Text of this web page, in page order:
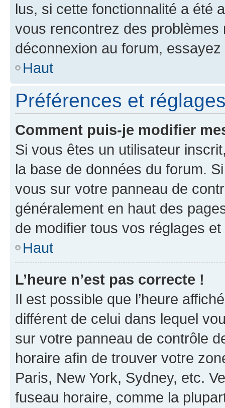
lus, si cette fonctionnalité a été
vous rencontrez des
déconnexion au forum,
Haut
Préférences et
Comment puis-je modifier
Si vous êtes un utilisateur
la base de données du forum.
vous sur votre panneau de
généralement en haut des
de modifier tous vos réglages
Haut
L’heure n’est pas correcte !
Il est possible que l’heure
différent de celui dans lequel
sur votre panneau de contrôle
horaire afin de trouver votre
Paris, New York, Sydney, etc.
fuseau horaire, comme la